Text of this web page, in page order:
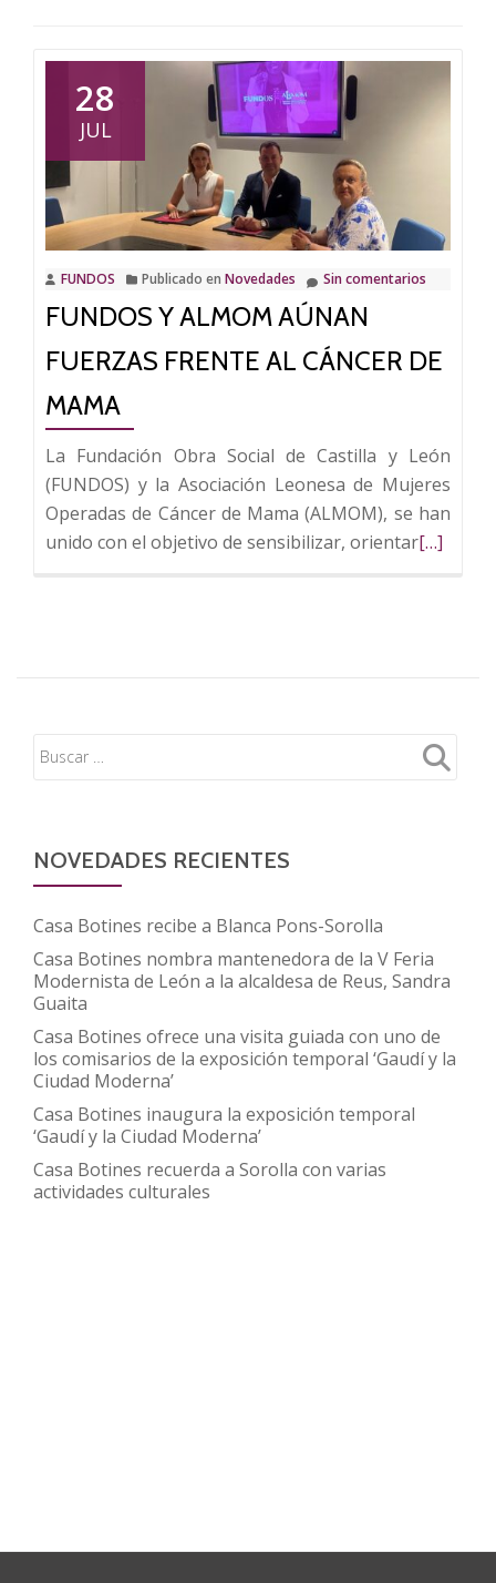
28
JUL
FUNDOS Publicado en Novedades Sin comentarios
FUNDOS Y ALMOM AÚNAN
FUERZAS FRENTE AL CÁNCER DE
MAMA
La Fundación Obra Social de Castilla y León
(FUNDOS) y la Asociación Leonesa de Mujeres
Operadas de Cáncer de Mama (ALMOM), se han
unido con el objetivo de sensibilizar, orientarLeer
ALMOM
fuerzas
frente
[…]
NOVEDADES RECIENTES
Casa Botines recibe a Blanca Pons-Sorolla
Casa Botines nombra mantenedora de la V Feria
Modernista de León a la alcaldesa de Reus, Sandra
Guaita
Casa Botines ofrece una visita guiada con uno de
los comisarios de la exposición temporal ‘Gaudí y la
Ciudad Moderna’
Casa Botines inaugura la exposición temporal
‘Gaudí y la Ciudad Moderna’
Casa Botines recuerda a Sorolla con varias
actividades culturales